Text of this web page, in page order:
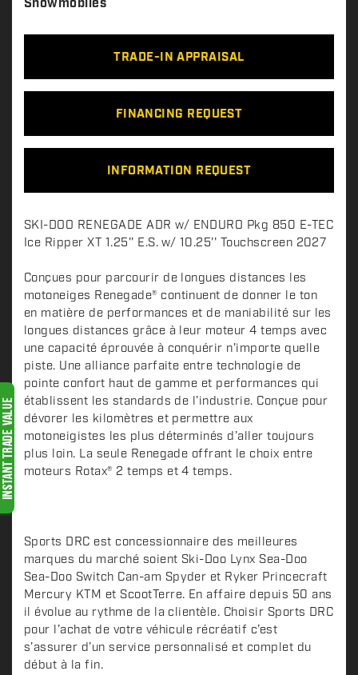
Snowmobiles
TRADE-IN APPRAISAL
FINANCING REQUEST
INFORMATION REQUEST
D
e
c
r
i
p
t
i
o
n
SKI-DOO RENEGADE ADR w/ ENDURO Pkg 850 E-TEC
Ice Ripper XT 1.25'' E.S. w/ 10.25'' Touchscreen 2027
Conçues pour parcourir de longues distances les
motoneiges Renegade® continuent de donner le ton
en matière de performances et de maniabilité sur les
longues distances grâce à leur moteur 4 temps avec
une capacité éprouvée à conquérir n'importe quelle
piste. Une alliance parfaite entre technologie de
pointe confort haut de gamme et performances qui
établissent les standards de l’industrie. Conçue pour
dévorer les kilomètres et permettre aux
motoneigistes les plus déterminés d’aller toujours
plus loin. La seule Renegade offrant le choix entre
moteurs Rotax® 2 temps et 4 temps.
Sports DRC est concessionnaire des meilleures
marques du marché soient Ski-Doo Lynx Sea-Doo
Sea-Doo Switch Can-am Spyder et Ryker Princecraft
Mercury KTM et ScootTerre. En affaire depuis 50 ans
il évolue au rythme de la clientèle. Choisir Sports DRC
pour l’achat de votre véhicule récréatif c’est
s’assurer d’un service personnalisé et complet du
début à la fin.